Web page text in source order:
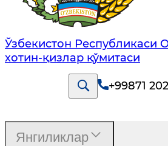
Ўзбекистон Республикаси
хотин-қизлар қўмитаси
+99871
Янгиликлар